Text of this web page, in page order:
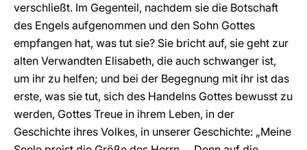
verschließt. Im Gegenteil, nachdem sie die Botschaft
des Engels aufgenommen und den Sohn Gottes
empfangen hat, was tut sie? Sie bricht auf, sie geht zur
alten Verwandten Elisabeth, die auch schwanger ist,
um ihr zu helfen; und bei der Begegnung mit ihr ist das
erste, was sie tut, sich des Handelns Gottes bewusst zu
werden, Gottes Treue in ihrem Leben, in der
Geschichte ihres Volkes, in unserer Geschichte: „Meine